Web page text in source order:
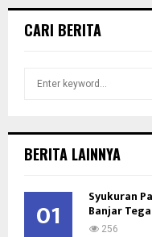
CARI BERITA
h
o
BERITA LAINNYA
01 Syukuran
Banjar
256